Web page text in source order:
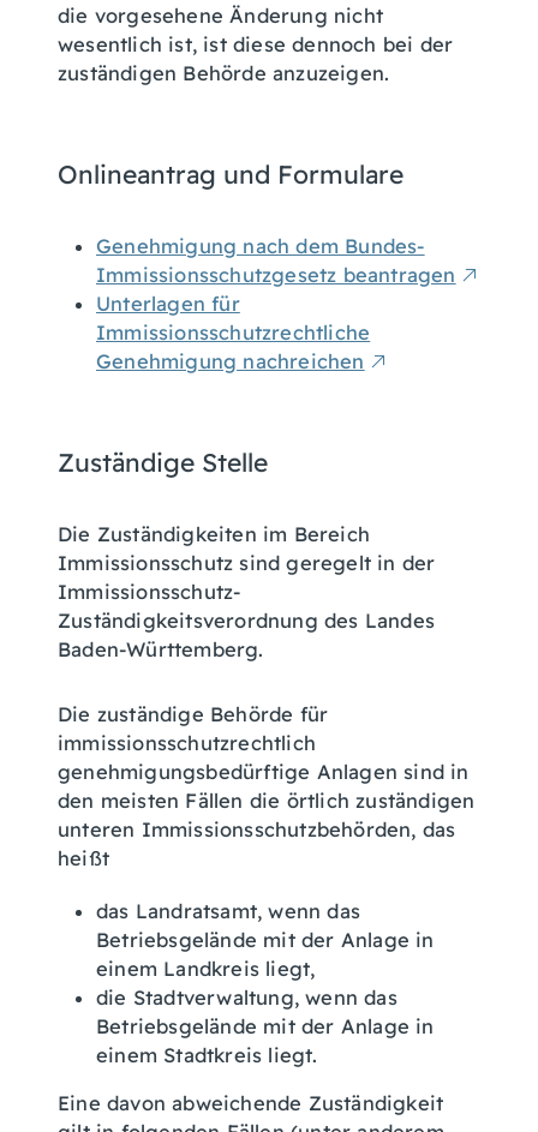
die vorgesehene Änderung nicht
wesentlich ist, ist diese dennoch bei der
zuständigen Behörde anzuzeigen.
Onlineantrag und Formulare
Genehmigung nach dem Bundes-
Immissionsschutzgesetz beantragen
Unterlagen für
Immissionsschutzrechtliche
Genehmigung nachreichen
Zuständige Stelle
Die Zuständigkeiten im Bereich
Immissionsschutz sind geregelt in der
Immissionsschutz-
Zuständigkeitsverordnung des Landes
Baden-Württemberg.
Die zuständige Behörde für
immissionsschutzrechtlich
genehmigungsbedürftige Anlagen sind in
den meisten Fällen die örtlich zuständigen
unteren Immissionsschutzbehörden, das
heißt
das Landratsamt, wenn das
Betriebsgelände mit der Anlage in
einem Landkreis liegt,
die Stadtverwaltung, wenn das
Betriebsgelände mit der Anlage in
einem Stadtkreis liegt.
Eine davon abweichende Zuständigkeit